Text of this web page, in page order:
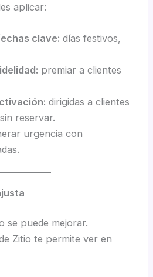
aplicar:
clave: días festivos,
premiar a clientes
dirigidas a clientes
reservar.
urgencia con
se puede mejorar.
Zitio te permite ver en